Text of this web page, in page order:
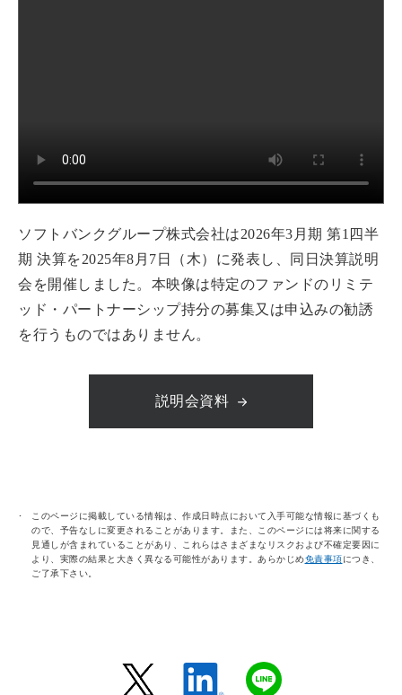
ソフトバンクグループ株式会社は2026年3月期 第1四半
期 決算を2025年8月7日（木）に発表し、同日決算説明
会を開催しました。本映像は特定のファンドのリミテ
ッド・パートナーシップ持分の募集又は申込みの勧誘
を行うものではありません。
説明会資料
このページに掲載している情報は、作成日時点において入手可能な情報に基づくも
ので、予告なしに変更されることがあります。また、このページには将来に関する
見通しが含まれていることがあり、これらはさまざまなリスクおよび不確定要因に
より、実際の結果と大きく異なる可能性があります。あらかじめ免責事項につき、
ご了承下さい。